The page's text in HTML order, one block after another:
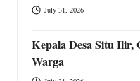
July 31, 2026
Kepala Desa Situ
Warga